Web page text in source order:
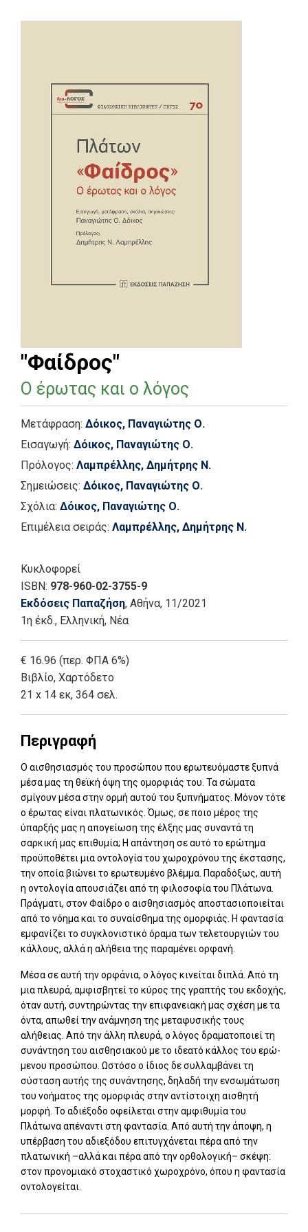
"Φαίδρος"
Ο έρωτας και ο λόγος
Μετάφραση: Δόικος, Παναγιώτης Ο.
Εισαγωγή: Δόικος, Παναγιώτης Ο.
Πρόλογος: Λαμπρέλλης, Δημήτρης Ν.
Σημειώσεις: Δόικος, Παναγιώτης Ο.
Σχόλια: Δόικος, Παναγιώτης Ο.
Επιμέλεια σειράς: Λαμπρέλλης, Δημήτρης Ν.
Κυκλοφορεί
ISBN: 978-960-02-3755-9
Εκδόσεις Παπαζήση, Αθήνα, 11/2021
1η έκδ., Ελληνική, Νέα
€ 16.96 (περ. ΦΠΑ 6%)
Βιβλίο, Χαρτόδετο
21 x 14 εκ, 364 σελ.
Περιγραφή
Ο αισθησιασμός του προσώπου που ερωτευόμαστε ξυπνά
μέσα μας τη θεϊκή όψη της ομορφιάς του. Τα σώματα
σμίγουν μέσα στην ορμή αυτού του ξυπνήματος. Μόνον τότε
ο έρωτας είναι πλατωνικός. Όμως, σε ποιο μέρος της
ύπαρξής μας η απογείωση της έλξης μας συναντά τη
σαρκική μας επιθυμία; Η απάντηση σε αυτό το ερώτημα
προϋποθέ­τει μια οντολογία του χωροχρόνου της έκστασης,
την οποία βιώνει το ερωτευμένο βλέμμα. Παραδόξως, αυτή
η οντολογία απουσιάζει από τη φιλοσοφία του Πλάτωνα.
Πράγματι, στον Φαίδρο ο αισθησιασμός αποστασιοποιείται
από το νόημα και το συναίσθημα της ομορφιάς. Η φαντασία
εμφανίζει το συγκλονιστικό όραμα των τελετουργιών του
κάλλους, αλλά η αλήθεια της παραμένει ορφανή.
Μέσα σε αυτή την ορφάνια, ο λόγος κινείται διπλά. Από τη
μια πλευ­ρά, αμφισβητεί το κύρος της γραπτής του εκδοχής,
όταν αυτή, συντη­ρώντας την επιφανειακή μας σχέση με τα
όντα, απωθεί την ανάμνηση της μεταφυσικής τους
αλήθειας. Από την άλλη πλευρά, ο λόγος δραμα­τοποιεί τη
συνάντηση του αισθησιακού με το ιδεατό κάλλος του ερώ­
μενου προσώπου. Ωστόσο ο ίδιος δε συλλαμβάνει τη
σύσταση αυτής της συνάντησης, δηλαδή την ενσωμάτωση
του νοήματος της ομορφιάς στην αντίστοιχη αισθητή
μορφή. Το αδιέξοδο οφείλεται στην αμφιθυμία του
Πλάτωνα απέναντι στη φαντασία. Από αυτή την άποψη, η
υπέρβαση του αδιεξόδου επιτυγχάνεται πέρα από την
πλατωνική –αλλά και πέρα από την ορθολογική– σκέψη:
στον προνομιακό στοχαστικό χωροχρόνο, όπου η φαντασία
οντολογείται.